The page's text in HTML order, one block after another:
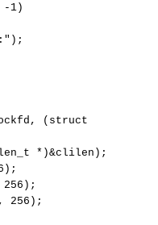
1)
(struct